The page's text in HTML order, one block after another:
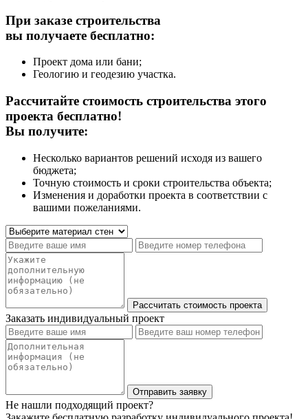
При заказе строительства
вы получаете бесплатно:
Проект дома или бани;
Геологию и геодезию участка.
Рассчитайте стоимость строительства этого
проекта бесплатно!
Вы получите:
Несколько вариантов решений исходя из вашего
бюджета;
Точную стоимость и сроки строительства объекта;
Изменения и доработки проекта в соответствии с
вашими пожеланиями.
Заказать индивидуальный проект
Не нашли подходящий проект?